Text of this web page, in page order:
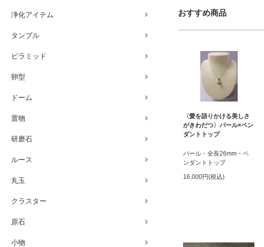
浄化アイテム
タンブル
ピラミッド
卵型
ドーム
置物
研磨石
ルース
丸玉
クラスター
原石
小物
おすすめ商品
〈愛を語りかける美しさ
がきわだつ〉パール×ペン
ダントトップ
パール・全長26mm・ペ
ンダントトップ
16,000円(税込)